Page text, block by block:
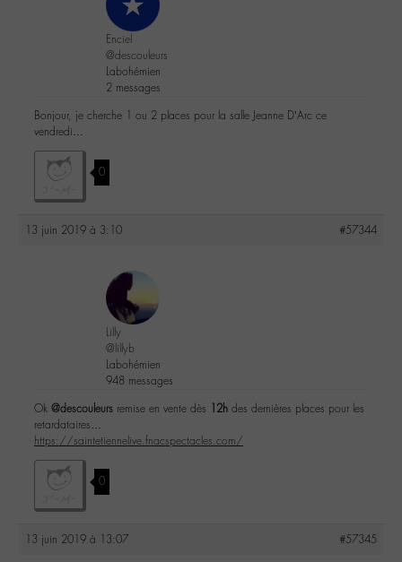
Enciel
@descouleurs
Labohémien
2 messages
Bonjour, je cherche 1 ou 2 places pour la salle Jeanne D’Arc ce
vendredi…
0
13 juin 2019 à 3:10 #57344
Lilly
@lillyb
Labohémien
948 messages
Ok @descouleurs remise en vente dès 12h des dernières places pour les
retardataires…
https://saintetiennelive.fnacspectacles.com/
0
13 juin 2019 à 13:07 #57345